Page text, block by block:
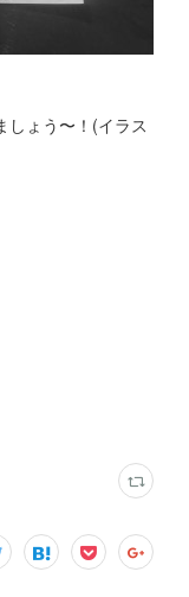
しょう〜！(イラス